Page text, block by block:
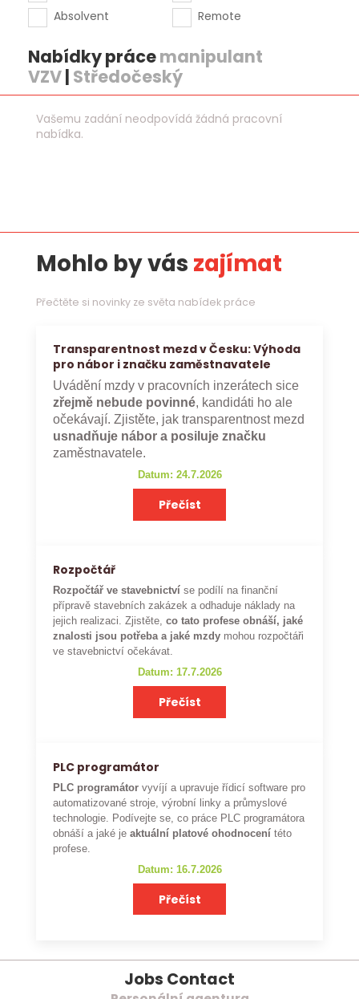
Absolvent
Remote
Nabídky prácemanipulant
VZV| Středočeský
Vašemu zadání neodpovídá žádná pracovní
nabídka.
Mohlo by vás zajímat
Přečtěte si novinky ze světa nabídek práce
Transparentnost mezd v Česku: Výhoda
pro nábor i značku zaměstnavatele
Uvádění mzdy v pracovních inzerátech sice
zřejmě nebude povinné, kandidáti ho ale
očekávají. Zjistěte, jak transparentnost mezd
usnadňuje nábor a posiluje značku
zaměstnavatele.
Datum: 24.7.2026
Přečíst
Rozpočtář
Rozpočtář ve stavebnictví se podílí na finanční
přípravě stavebních zakázek a odhaduje náklady na
jejich realizaci. Zjistěte,co tato profese obnáší, jaké
znalosti jsou potřeba a jaké mzdy mohou rozpočtáři
ve stavebnictví očekávat.
Datum: 17.7.2026
Přečíst
PLC programátor
PLC programátor vyvíjí a upravuje řídicí software pro
automatizované stroje, výrobní linky a průmyslové
technologie. Podívejte se, co práce PLC programátora
obnáší a jaké je aktuální platové ohodnocení této
profese.
Datum: 16.7.2026
Přečíst
Jobs Contact